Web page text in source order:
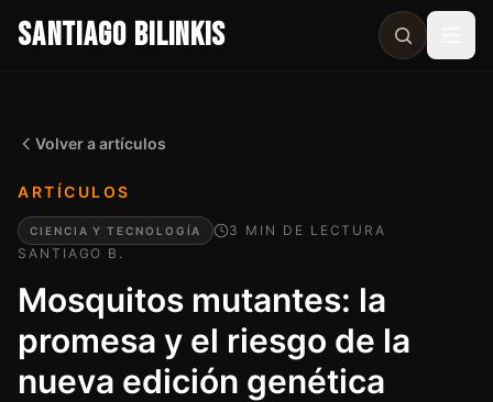
SANTIAGO BILINKIS
Volver a artículos
ARTÍCULOS
CIENCIA Y TECNOLOGÍA 3 MIN DE LECTURA
SANTIAGO B.
Mosquitos mutantes: la
promesa y el riesgo de la
nueva edición genética